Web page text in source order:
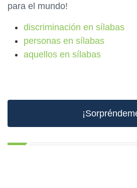
para el mundo!
discriminación en sílabas
personas en sílabas
aquellos en sílabas